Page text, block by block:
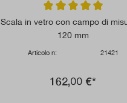
Valutazione media di
Scala in vetro con campo di
120 mm
Articolo n: 21421
162,00 €*